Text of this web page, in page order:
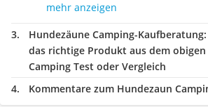
mehr anzeigen
Hundezäune Camping-Kaufberatung
das richtige Produkt aus dem
Camping Test oder Vergleich
Kommentare zum Hundezaun